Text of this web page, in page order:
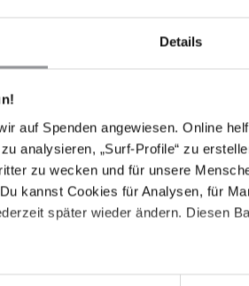
Details
auf Spenden angewiesen. Online
analysieren, „Surf-Profile“ zu
zu wecken und für unsere
kannst Cookies für Analysen, für
später wieder ändern. Diesen